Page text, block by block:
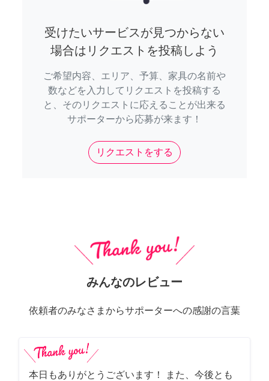
受けたいサービスが見つからない
場合はリクエストを投稿しよう
ご希望内容、エリア、予算、家具の名前や
数などを入力してリクエストを投稿する
と、そのリクエストに応えることが出来る
サポーターから応募が来ます！
リクエストをする
みんなのレビュー
依頼者のみなさまからサポーターへの感謝の言葉
本日もありがとうございます！ また、今後とも